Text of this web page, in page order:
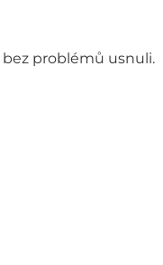
problémů usnuli.